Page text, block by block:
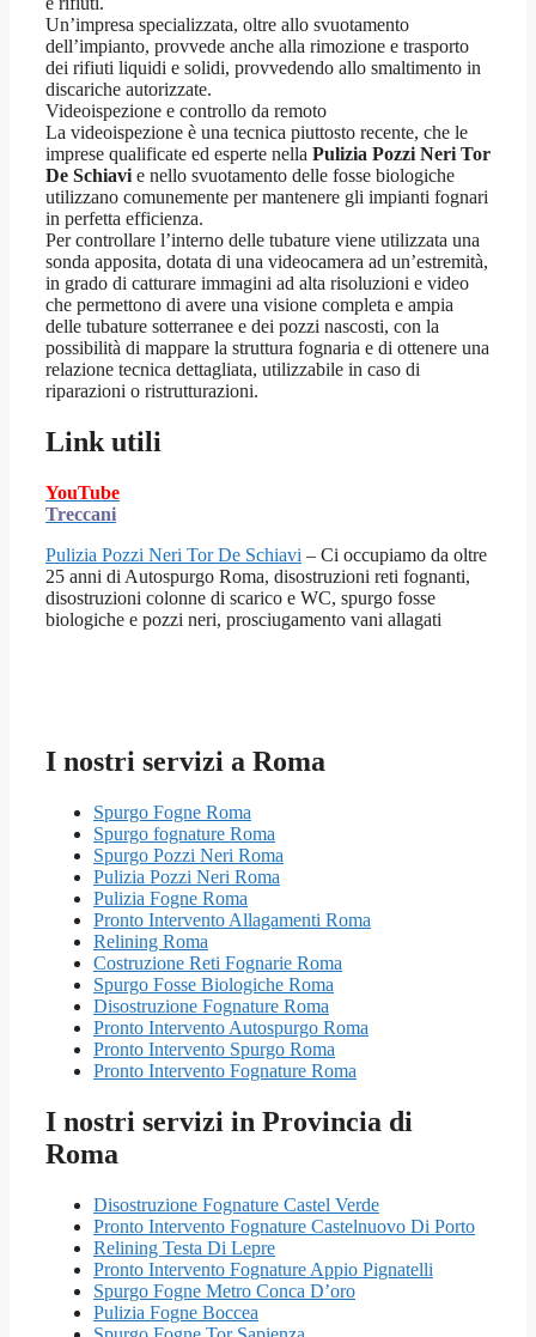
Un’impresa specializzata, oltre allo svuotamento
dell’impianto, provvede anche alla rimozione e trasporto
dei rifiuti liquidi e solidi, provvedendo allo smaltimento in
discariche autorizzate.
Videoispezione e controllo da remoto
La videoispezione è una tecnica piuttosto recente, che le
imprese qualificate ed esperte nella Pulizia Pozzi Neri Tor
De Schiavie nello svuotamento delle fosse biologiche
utilizzano comunemente per mantenere gli impianti fognari
in perfetta efficienza.
Per controllare l’interno delle tubature viene utilizzata una
sonda apposita, dotata di una videocamera ad un’estremità,
in grado di catturare immagini ad alta risoluzioni e video
che permettono di avere una visione completa e ampia
delle tubature sotterranee e dei pozzi nascosti, con la
possibilità di mappare la struttura fognaria e di ottenere una
relazione tecnica dettagliata, utilizzabile in caso di
riparazioni o ristrutturazioni.
Link utili
YouTube
Treccani
Pulizia Pozzi Neri Tor De Schiavi – Ci occupiamo da oltre
25 anni di Autospurgo Roma, disostruzioni reti fognanti,
disostruzioni colonne di scarico e WC, spurgo fosse
biologiche e pozzi neri, prosciugamento vani allagati
I nostri servizi a Roma
Spurgo Fogne Roma
Spurgo fognature Roma
Spurgo Pozzi Neri Roma
Pulizia Pozzi Neri Roma
Pulizia Fogne Roma
Pronto Intervento Allagamenti Roma
Relining Roma
Costruzione Reti Fognarie Roma
Spurgo Fosse Biologiche Roma
Disostruzione Fognature Roma
Pronto Intervento Autospurgo Roma
Pronto Intervento Spurgo Roma
Pronto Intervento Fognature Roma
I nostri servizi in Provincia di
Roma
Disostruzione Fognature Castel Verde
Pronto Intervento Fognature Castelnuovo Di Porto
Relining Testa Di Lepre
Pronto Intervento Fognature Appio Pignatelli
Spurgo Fogne Metro Conca D’oro
Pulizia Fogne Boccea